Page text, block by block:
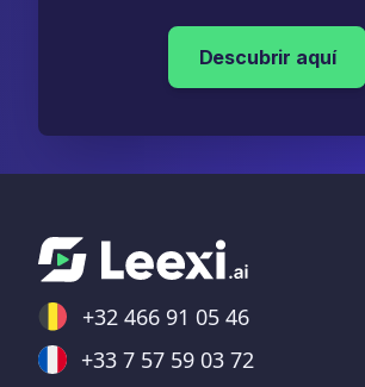
Descubrir aquí
+32 466 91 05 46
+33 7 57 59 03 72